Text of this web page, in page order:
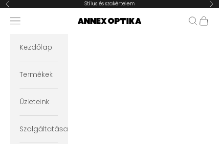
Ugrás a tartalomra
Előző Stílus és szakértelem
Annex Optika
Navigációs menü megnyitása
Kezdőlap
Termékek
Üzleteink
Szolgáltatásaink